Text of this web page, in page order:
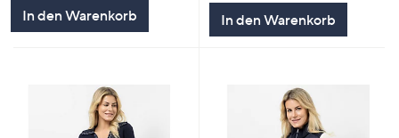
In den Warenkorb In den Warenkorb